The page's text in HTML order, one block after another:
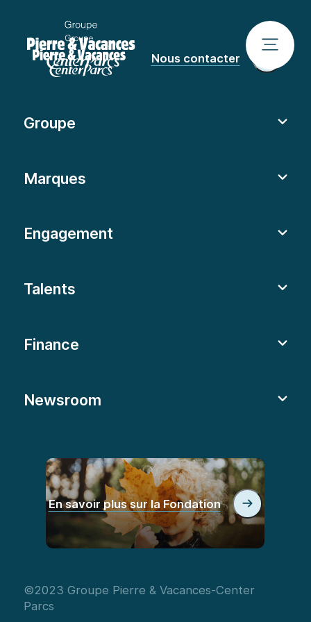
Nous contacter
Groupe
Marques
Engagement
Talents
Finance
Newsroom
En savoir plus sur la Fondation
©2023 Groupe Pierre & Vacances-Center
Parcs